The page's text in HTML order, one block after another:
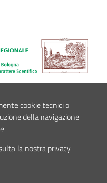
cookie tecnici o
della navigazione
la nostra privacy